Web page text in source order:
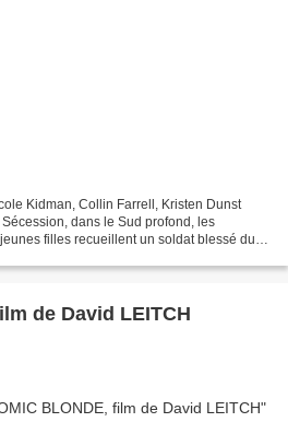
Kidman, Collin Farrell, Kristen Dunst
dans le Sud profond, les
filles recueillent un soldat blessé du
de David LEITCH